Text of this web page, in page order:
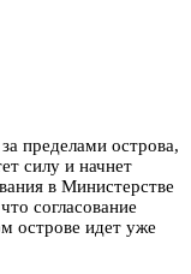
пределами острова,
силу и начнет
в Министерстве
согласование
острове идет уже